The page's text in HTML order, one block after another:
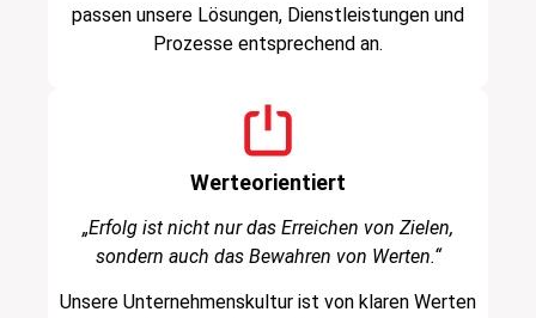
passen unsere Lösungen, Dienstleistungen und
Prozesse entsprechend an.
Werteorientiert
„Erfolg ist nicht nur das Erreichen von Zielen,
sondern auch das Bewahren von Werten.“
Unsere Unternehmenskultur ist von klaren Werten